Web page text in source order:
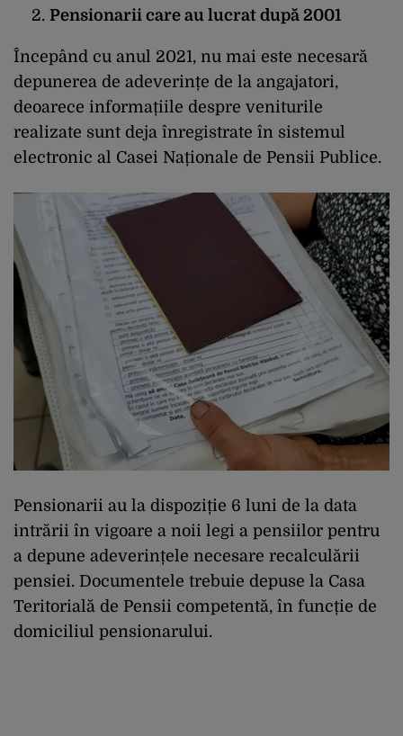
Pensionarii care au lucrat după 2001
Începând cu anul 2021, nu mai este necesară
depunerea de adeverințe de la angajatori,
deoarece informațiile despre veniturile
realizate sunt deja înregistrate în sistemul
electronic al Casei Naționale de Pensii Publice.
Pensionarii au la dispoziție 6 luni de la data
intrării în vigoare a noii legi a pensiilor pentru
a depune adeverințele necesare recalculării
pensiei. Documentele trebuie depuse la Casa
Teritorială de Pensii competentă, în funcție de
domiciliul pensionarului.